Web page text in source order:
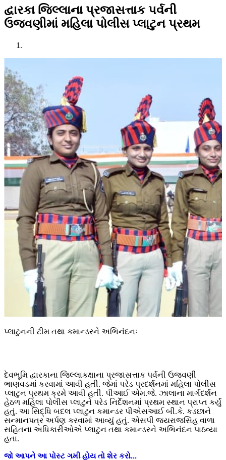
દ્વારકા જિલ્લાના પ્રજાસત્તાક પર્વની
ઉજવણીમાં મહિલા પોલીસ પ્લાટુન પ્રથમ
પ્લાટુનની ટીમ તથા કમાન્ડરને અભિનંદનઃ
દેવભૂમિ દ્વારકાના જિલ્લાકક્ષાના પ્રજાસત્તાક પર્વની ઉજવણી
ભાણવડમાં કરવામાં આવી હતી. જેમાં પરેડ પ્રદર્શનમાં મહિલા પોલીસ
પ્લાટુન પ્રથમ ક્રમે આવી હતી. પીઆઈ એમ.જે. ઝાલાના માર્ગદર્શન
હેઠળ મહિલા પોલીસ પ્લાટુને પરેડ નિર્દેશનમાં પ્રથમ સ્થાન પ્રાપ્ત કર્યું
હતું. આ સિદ્ધિ બદલ પ્લાટુન કમાન્ડર પીએસઆઈ બી.કે. કડછાને
સન્માનપત્ર અર્પણ કરવામાં આવ્યું હતું. એસપી જયરાજસિંહ વાળા
સહિતના અધિકારીઓએ પ્લાટુન તથા કમાન્ડરને અભિનંદન પાઠવ્યા
હતા.
જો આપને આ પોસ્ટ ગમી હોય તો શેર કરો...